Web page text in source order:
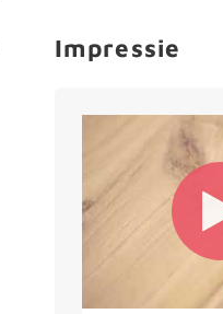
Impressie